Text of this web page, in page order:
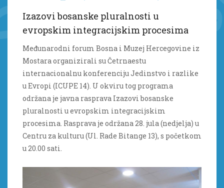
Izazovi bosanske pluralnosti u
evropskim integracijskim procesima
Međunarodni forum Bosna i Muzej Hercegovine iz
Mostara organizirali su Četrnaestu
internacionalnu konferenciju Jedinstvo i razlike
u Evropi (ICUPE 14). U okviru tog programa
održana je javna rasprava Izazovi bosanske
pluralnosti u evropskim integracijskim
procesima. Rasprava je održana 28. jula (nedjelja) u
Centru za kulturu (Ul. Rade Bitange 13), s početkom
u 20.00 sati.